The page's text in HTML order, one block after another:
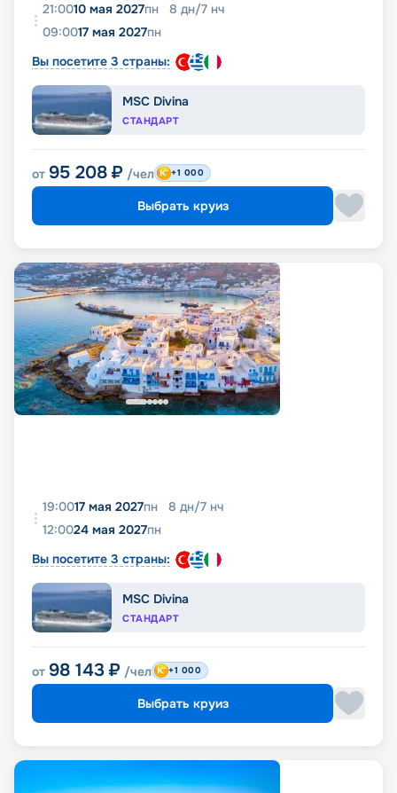
21:0010 мая 2027пн 8 дн/7 нч
09:0017 мая 2027пн
Вы посетите 3 страны:
MSC Divina
СТАНДАРТ
от 95 208 ₽ /чел +1 000
Выбрать круиз
19:0017 мая 2027пн 8 дн/7 нч
12:0024 мая 2027пн
Вы посетите 3 страны:
MSC Divina
СТАНДАРТ
от 98 143 ₽ /чел +1 000
Выбрать круиз